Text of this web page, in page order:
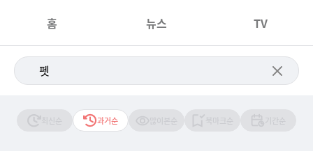
홈 뉴스 TV
과거순